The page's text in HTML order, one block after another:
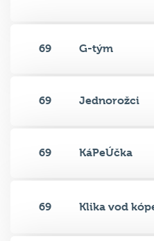
69 G-tým
69 Jednorožci
69 KáPeÚčka
69 Klika vod